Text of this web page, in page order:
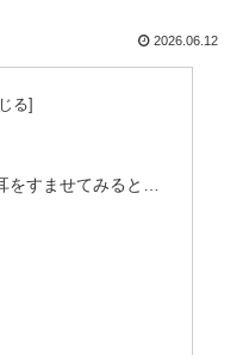
2026.06.12
をすませてみると…